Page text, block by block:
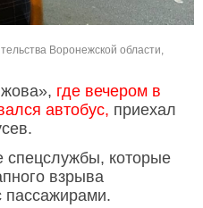
Воронежской области,
где вечером в
автобус, приехал
спецслужбы, которые
взрыва
пассажирами.